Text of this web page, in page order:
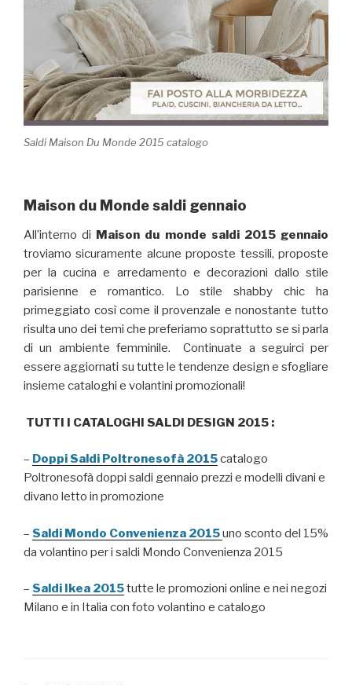
Saldi Maison Du Monde 2015 catalogo
Maison du Monde saldi gennaio
All’interno di Maison du monde saldi 2015 gennaio
troviamo sicuramente alcune proposte tessili, proposte
per la cucina e arredamento e decorazioni dallo stile
parisienne e romantico. Lo stile shabby chic ha
primeggiato così come il provenzale e nonostante tutto
risulta uno dei temi che preferiamo soprattutto se si parla
di un ambiente femminile. Continuate a seguirci per
essere aggiornati su tutte le tendenze design e sfogliare
insieme cataloghi e volantini promozionali!
TUTTI I CATALOGHI SALDI DESIGN 2015 :
– Doppi Saldi Poltronesofà 2015catalogo
Poltronesofà doppi saldi gennaio prezzi e modelli divani e
divano letto in promozione
– Saldi Mondo Convenienza 2015uno sconto del 15%
da volantino per i saldi Mondo Convenienza 2015
– Saldi Ikea 2015tutte le promozioni online e nei negozi
Milano e in Italia con foto volantino e catalogo